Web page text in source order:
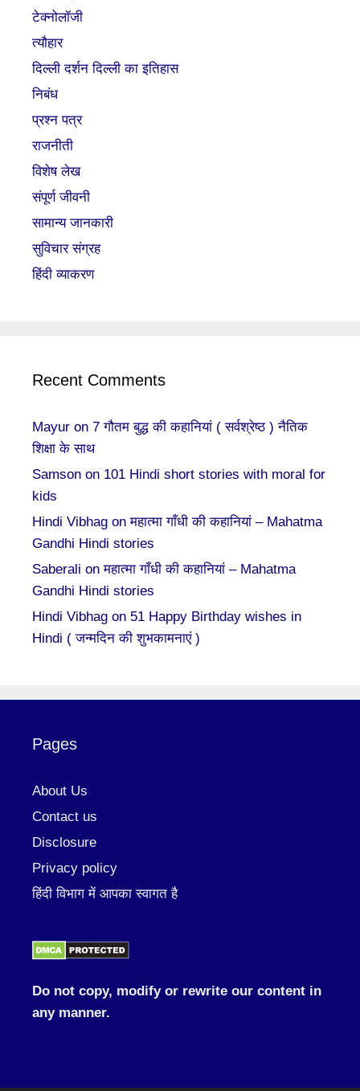
टेक्नोलॉजी
त्यौहार
दिल्ली दर्शन दिल्ली का इतिहास
निबंध
प्रश्न पत्र
राजनीती
विशेष लेख
संपूर्ण जीवनी
सामान्य जानकारी
सुविचार संग्रह
हिंदी व्याकरण
Recent Comments
Mayur on 7 गौतम बुद्ध की कहानियां ( सर्वश्रेष्ठ ) नैतिक
शिक्षा के साथ
Samson on 101 Hindi short stories with moral for
kids
Hindi Vibhag onमहात्मा गाँधी की कहानियां – Mahatma
Gandhi Hindi stories
Saberali onमहात्मा गाँधी की कहानियां – Mahatma
Gandhi Hindi stories
Hindi Vibhag on 51 Happy Birthday wishes in
Hindi ( जन्मदिन की शुभकामनाएं )
Pages
About Us
Contact us
Disclosure
Privacy policy
हिंदी विभाग में आपका स्वागत है
Do not copy, modify or rewrite our content in
any manner.